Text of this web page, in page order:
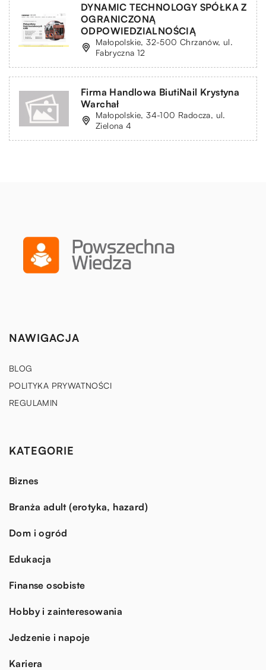
DYNAMIC TECHNOLOGY SPÓŁKA Z
OGRANICZONĄ
ODPOWIEDZIALNOŚCIĄ
Małopolskie, 32-500 Chrzanów, ul.
Fabryczna 12
Firma Handlowa BiutiNail Krystyna
Warchał
Małopolskie, 34-100 Radocza, ul.
Zielona 4
NAWIGACJA
BLOG
POLITYKA PRYWATNOŚCI
REGULAMIN
KATEGORIE
Biznes
Branża adult (erotyka, hazard)
Dom i ogród
Edukacja
Finanse osobiste
Hobby i zainteresowania
Jedzenie i napoje
Kariera